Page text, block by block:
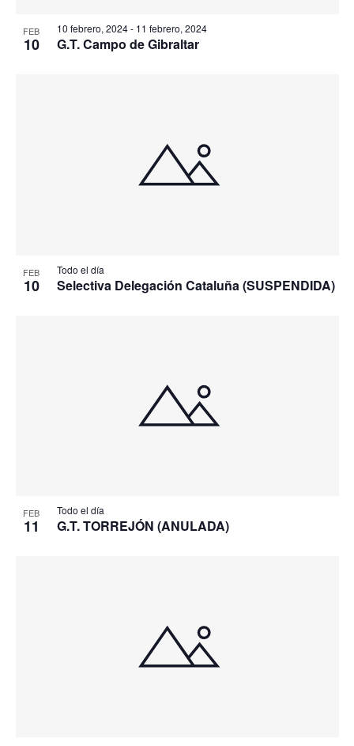
FEB
10
10 febrero, 2024- 11 febrero, 2024
G.T. Campo de Gibraltar
FEB
10
Todo el día
Selectiva Delegación Cataluña (SUSPENDIDA)
FEB
11
Todo el día
G.T. TORREJÓN (ANULADA)